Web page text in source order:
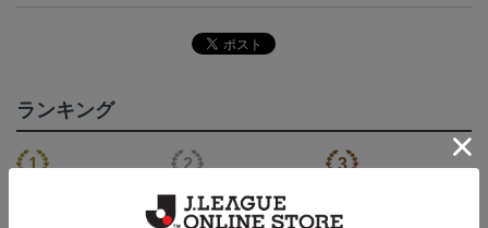
ランキング